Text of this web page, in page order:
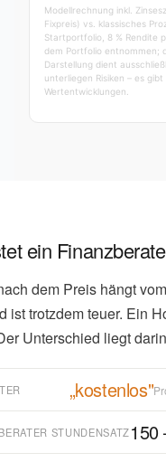
Modellrechnung inkl.
Fixpreis) vs. klassisches
Startportfolio, 8 % Rendite
dem Portfolio entnommen;
Darstellung dient
unterliegen Risiken – es
Wertentwicklungen.
ein
dem Preis hängt
ist trotzdem teuer. Ein
Unterschied liegt
„kostenlos"
STUNDENSATZ150